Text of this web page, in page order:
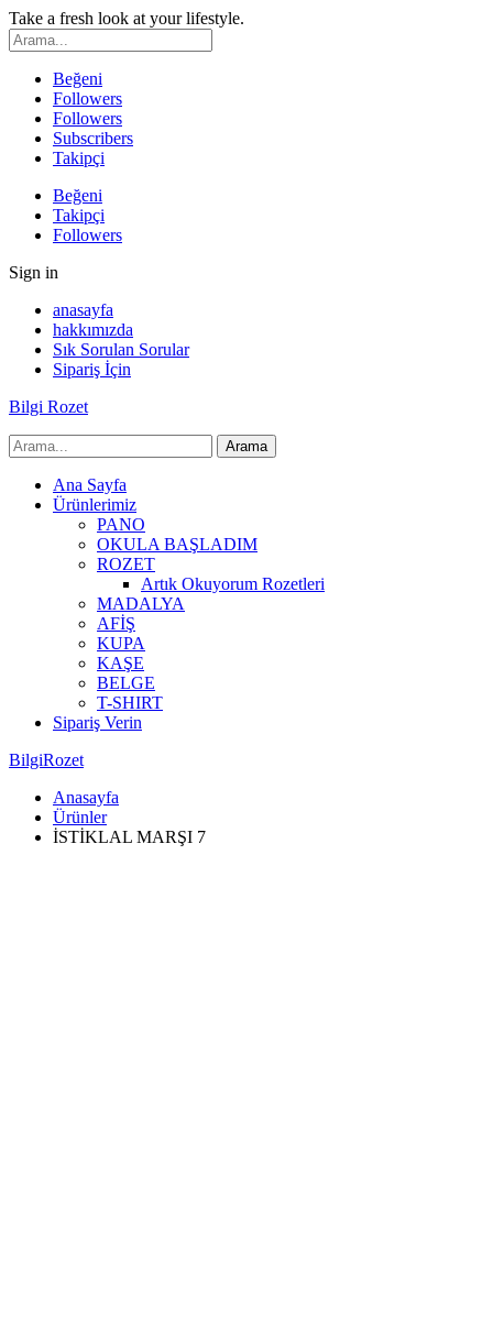
Take a fresh look at your lifestyle.
Beğeni
Followers
Followers
Subscribers
Takipçi
Beğeni
Takipçi
Followers
Sign in
anasayfa
hakkımızda
Sık Sorulan Sorular
Sipariş İçin
Bilgi Rozet
Ana Sayfa
Ürünlerimiz
PANO
OKULA BAŞLADIM
ROZET
Artık Okuyorum Rozetleri
MADALYA
AFİŞ
KUPA
KAŞE
BELGE
T-SHIRT
Sipariş Verin
BilgiRozet
Anasayfa
Ürünler
İSTİKLAL MARŞI 7